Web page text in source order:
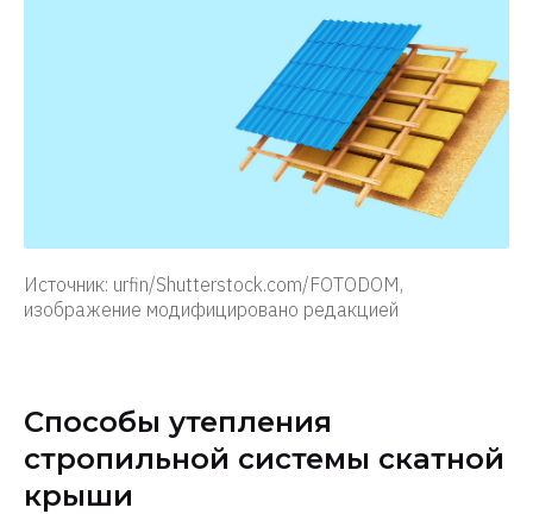
Источник: urfin/Shutterstock.com/FOTODOM,
изображение модифицировано редакцией
Способы утепления
стропильной системы скатной
крыши